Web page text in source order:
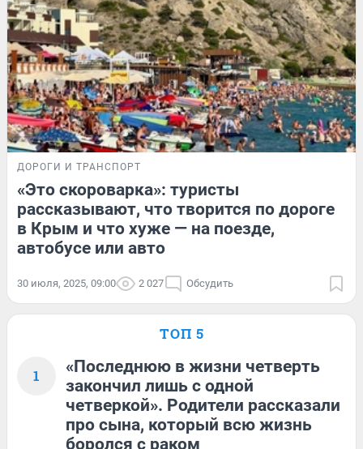
ДОРОГИ И ТРАНСПОРТ
«Это скороварка»: туристы
рассказывают, что творится по дороге
в Крым и что хуже — на поезде,
автобусе или авто
30 июля, 2025, 09:00 2 027 Обсудить
ТОП 5
1
«Последнюю в жизни четверть
закончил лишь с одной
четверкой». Родители рассказали
про сына, который всю жизнь
боролся с раком